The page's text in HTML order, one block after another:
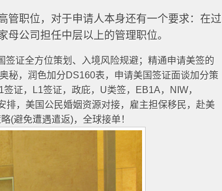
管职位，对于申请人本身还有一个要求：在过
公司担任中层以上的管理职位。
证全方位策划、入境风险规避；精通申请美签的
秘，润色加分DS160表，申请美国签证面谈加分策
证，L1签证，政庇，U类签，EB1A，NIW，
，美国公民婚姻资源对接，雇主担保移民，赴美
(避免遭遇遣返)，全球接单！